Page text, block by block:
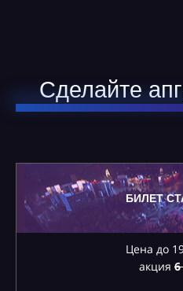
Сделайте
БИЛЕТ
Цена до
акция 6